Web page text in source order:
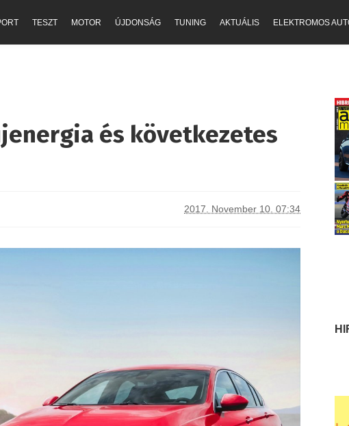
TESZT MOTOR ÚJDONSÁG TUNING AKTUÁLIS ELEKTROMOS
és következetes
2017. November 10. 07:34